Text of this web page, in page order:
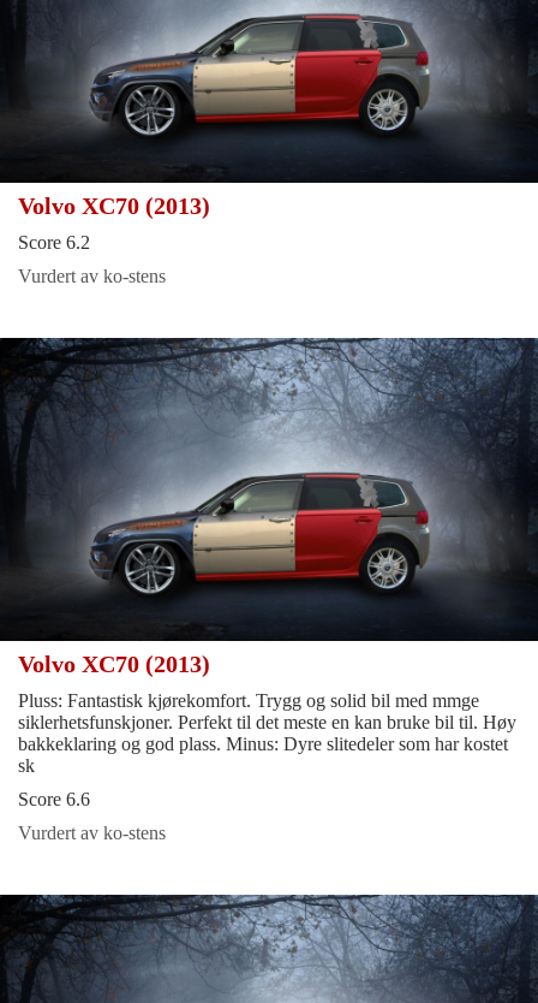
Volvo XC70 (2013)
Score 6.2
Vurdert av ko-stens
Volvo XC70 (2013)
Pluss: Fantastisk kjørekomfort. Trygg og solid bil med mmge
siklerhetsfunskjoner. Perfekt til det meste en kan bruke bil til. Høy
bakkeklaring og god plass. Minus: Dyre slitedeler som har kostet
sk
Score 6.6
Vurdert av ko-stens